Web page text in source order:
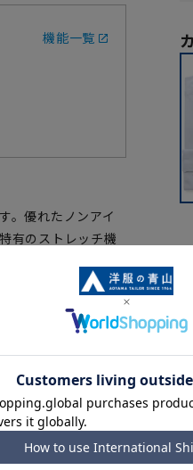
機能一覧
。優れたノンアイ
有のストレッチ機
ンアイロンシャ
た合成繊維ならで